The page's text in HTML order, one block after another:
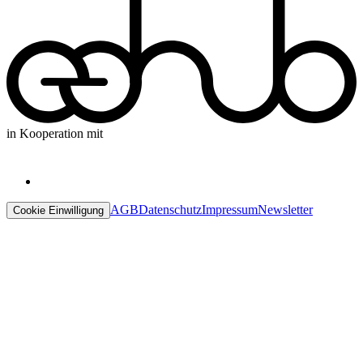
in Kooperation mit
Cookie Einwilligung AGBDatenschutzImpressumNewsletter